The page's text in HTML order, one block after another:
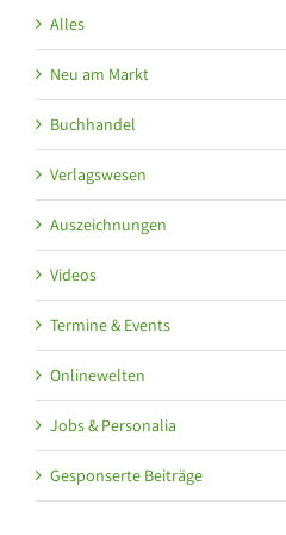
Alles
Neu am Markt
Buchhandel
Verlagswesen
Auszeichnungen
Videos
Termine & Events
Onlinewelten
Jobs & Personalia
Gesponserte Beiträge